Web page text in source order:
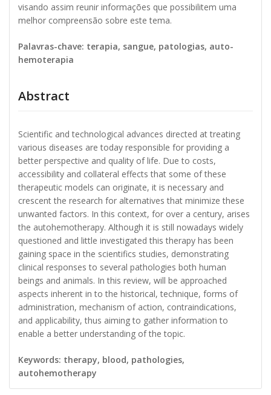
visando assim reunir informações que possibilitem uma
melhor compreensão sobre este tema.
Palavras-chave: terapia, sangue, patologias, auto-
hemoterapia
Abstract
Scientific and technological advances directed at treating
various diseases are today responsible for providing a
better perspective and quality of life. Due to costs,
accessibility and collateral effects that some of these
therapeutic models can originate, it is necessary and
crescent the research for alternatives that minimize these
unwanted factors. In this context, for over a century, arises
the autohemotherapy. Although it is still nowadays widely
questioned and little investigated this therapy has been
gaining space in the scientifics studies, demonstrating
clinical responses to several pathologies both human
beings and animals. In this review, will be approached
aspects inherent in to the historical, technique, forms of
administration, mechanism of action, contraindications,
and applicability, thus aiming to gather information to
enable a better understanding of the topic.
Keywords: therapy, blood, pathologies,
autohemotherapy